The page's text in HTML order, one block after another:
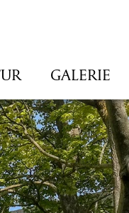
Navigation
überspringen
GALERIE